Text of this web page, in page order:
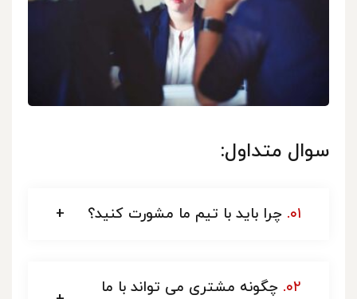
سوال متداول:
۰۱. چرا باید با تیم ما مشورت کنید؟
۰۲. چگونه مشتری می تواند با ما